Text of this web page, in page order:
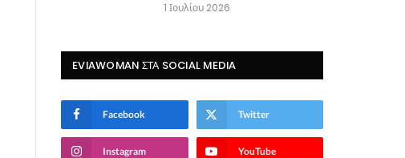
1 Ιουλίου 2026
EVIAWOMAN ΣΤΑ SOCIAL MEDIA
Facebook Twitter
Instagram YouTube